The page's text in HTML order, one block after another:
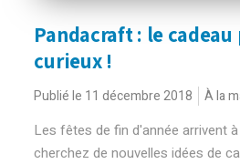
Pandacraft : le
curieux !
Publié le 11 décembre 2018 À la
Les fêtes de fin d'année arrivent
cherchez de nouvelles idées de